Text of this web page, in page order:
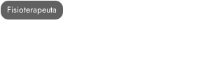
Fisioterapeuta